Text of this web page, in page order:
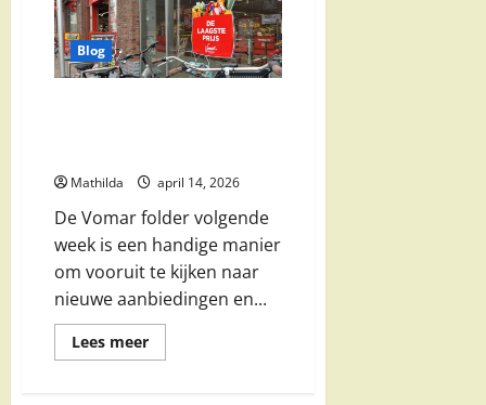
aanbiedingen
en
deals
op
één
Blog
Mathilda april 14, 2026
De Vomar folder volgende
week is een handige manier
om vooruit te kijken naar
nieuwe aanbiedingen en...
Lees meerLees
meer